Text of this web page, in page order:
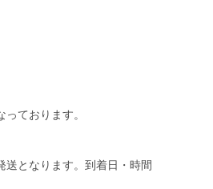
ております。
送となります。到着日・時間